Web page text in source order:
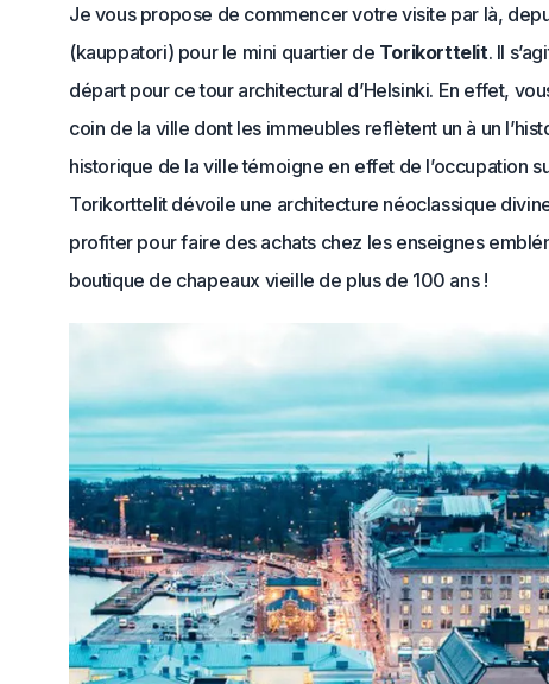
Je vous propose de commencer votre visite par là,
(kauppatori) pour le mini quartier de Torikorttelit. Il
départ pour ce tour architectural d’Helsinki. En effet,
coin de la ville dont les immeubles reflètent un à un
historique de la ville témoigne en effet de l’occupation
Torikorttelit dévoile une architecture néoclassique
profiter pour faire des achats chez les enseignes
boutique de chapeaux vieille de plus de 100 ans !